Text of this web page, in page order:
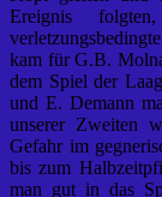
Ereignis
kam für G.B.
dem Spiel der
und E. Demann
unserer Zweiten
Gefahr im
bis zum
man gut in das